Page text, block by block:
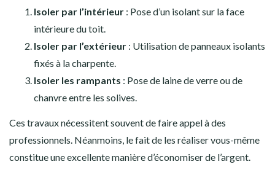
Isoler par l’intérieur : Pose d’un isolant sur la face
intérieure du toit.
Isoler par l’extérieur : Utilisation de panneaux isolants
fixés à la charpente.
Isoler les rampants : Pose de laine de verre ou de
chanvre entre les solives.
Ces travaux nécessitent souvent de faire appel à des
professionnels. Néanmoins, le fait de les réaliser vous-même
constitue une excellente manière d’économiser de l’argent.